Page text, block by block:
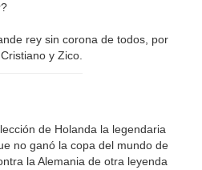
rey sin corona de todos, por
y Zico.
de Holanda la legendaria
no ganó la copa del mundo de
la Alemania de otra leyenda